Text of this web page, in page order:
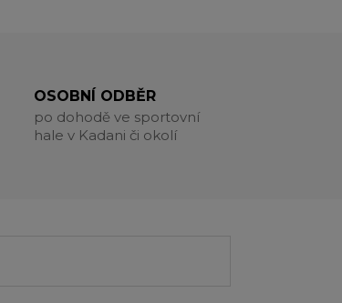
OSOBNÍ ODBĚR
po dohodě ve sportovní
hale v Kadani či okolí